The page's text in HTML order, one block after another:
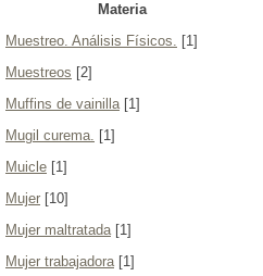
Materia
Muestreo. Análisis Físicos. [1]
Muestreos [2]
Muffins de vainilla[1]
Mugil curema. [1]
Muicle [1]
Mujer [10]
Mujer maltratada[1]
Mujer trabajadora[1]